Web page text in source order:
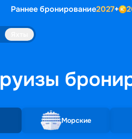
Раннее бронирование2027+
Морские